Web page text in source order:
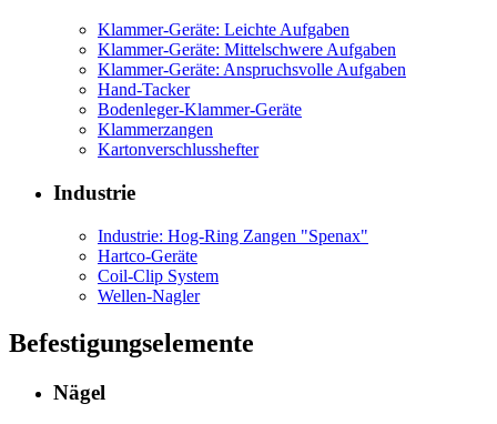
Klammer-Geräte: Leichte Aufgaben
Klammer-Geräte: Mittelschwere Aufgaben
Klammer-Geräte: Anspruchsvolle Aufgaben
Hand-Tacker
Bodenleger-Klammer-Geräte
Klammerzangen
Kartonverschlusshefter
Industrie
Industrie: Hog-Ring Zangen "Spenax"
Hartco-Geräte
Coil-Clip System
Wellen-Nagler
Befestigungselemente
Nägel